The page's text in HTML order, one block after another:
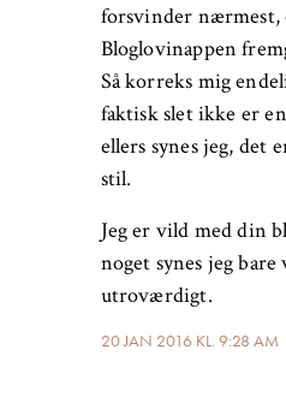
20 JAN 2016 KL. 9:28 AM
forsvinder nærmest,
Bloglovinappen
Så korreks mig
faktisk slet ikke er
ellers synes jeg, det
stil.
Jeg er vild med din
noget synes jeg
utroværdigt.